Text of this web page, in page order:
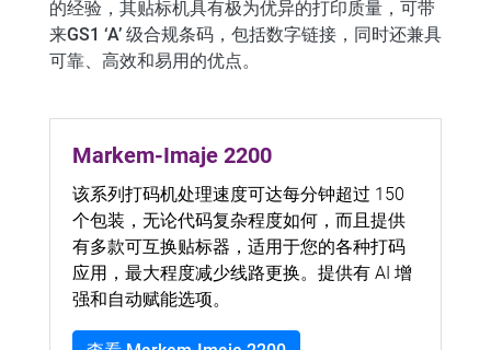
的经验，其贴标机具有极为优异的打印质量，可带
来GS1 ‘A’ 级合规条码，包括数字链接，同时还兼具
可靠、高效和易用的优点。
Markem-Imaje 2200
该系列打码机处理速度可达每分钟超过 150
个包装，无论代码复杂程度如何，而且提供
有多款可互换贴标器，适用于您的各种打码
应用，最大程度减少线路更换。提供有 AI 增
强和自动赋能选项。